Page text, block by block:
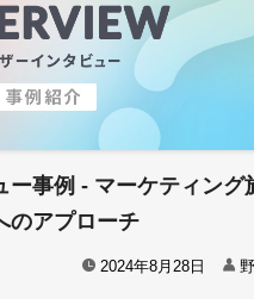
ー事例 - マーケティング
のアプローチ
2024年8月28日